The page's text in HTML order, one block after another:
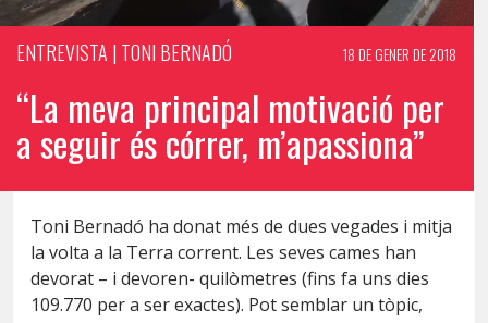
ENTREVISTA | TONI BERNADÓ 18 DE GENER DE 2018
“La meva principal motivació per
a seguir és córrer, m’apassiona”
Toni Bernadó ha donat més de dues vegades i mitja
la volta a la Terra corrent. Les seves cames han
devorat – i devoren- quilòmetres (fins fa uns dies
109.770 per a ser exactes). Pot semblar un tòpic,